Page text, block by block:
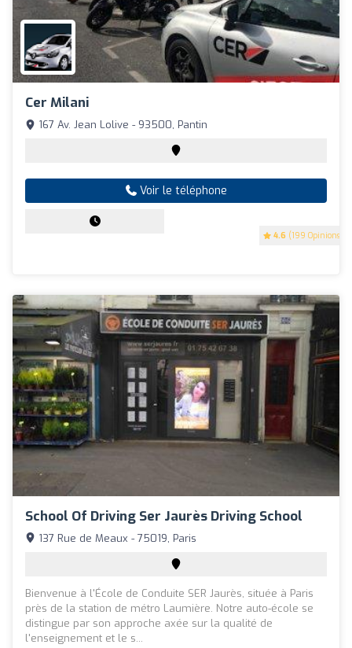
Cer Milani
4.6 (199 Opinions)
167 Av. Jean Lolive - 93500, Pantin
Voir le téléphone
School Of Driving Ser Jaurès Driving School
137 Rue de Meaux - 75019, Paris
Bienvenue à l'École de Conduite SER Jaurès, située à Paris
près de la station de métro Laumière. Notre auto-école se
distingue par son approche axée sur la qualité de
l'enseignement et le s...